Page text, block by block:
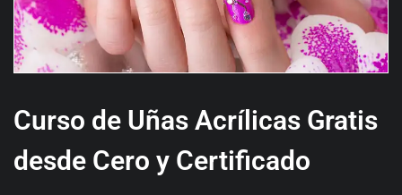
Curso de Uñas Acrílicas Gratis
desde Cero y Certificado